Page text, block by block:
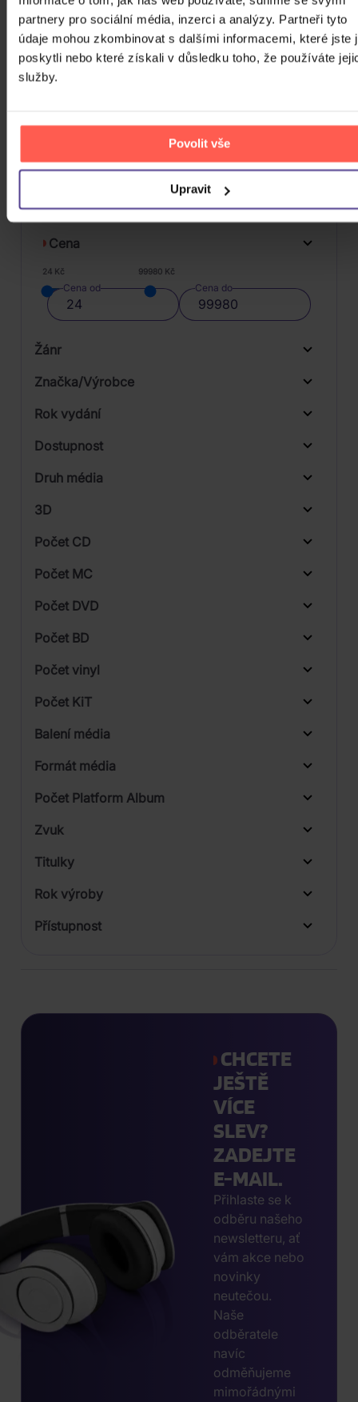
partnery pro sociální média, inzerci a analýzy. Partneři tyto
údaje mohou zkombinovat s dalšími informacemi, které jste
poskytli nebo které získali v důsledku toho, že používáte
služby.
Povolit vše
Upravit
Skladem 409 Kč
DO KOŠÍKU
FILTRY
Cena
24 Kč 99980 Kč
Cena od Cena do
Žánr
Značka/Výrobce
Rok vydání
Od
Dostupnost
Druh média
3D
Počet CD
Počet MC
Počet DVD
Počet BD
Počet vinyl
Počet KiT
Balení média
Formát média
Počet Platform Album
Zvuk
Titulky
Rok výroby
Přístupnost
CHCETE
JEŠTĚ
VÍCE
SLEV?
ZADEJTE
E-MAIL.
Přihlaste se k
odběru našeho
newsletteru, ať
vám akce nebo
novinky
neutečou.
Naše
odběratele
navíc
odměňujeme
mimořádnými